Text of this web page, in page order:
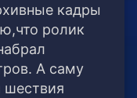
кадры
ролик
А саму
шествия